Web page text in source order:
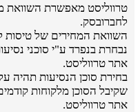
טרווליסט מאפשרת השוואת
לחברובסק.
השוואת המחירים של
נבחרת בנפרד ע"י סוכני
אתר טרווליסט.
בחירת סוכן הנסיעות תהיה
שקיבל הסוכן מלקוחות
אתר טרווליסט.